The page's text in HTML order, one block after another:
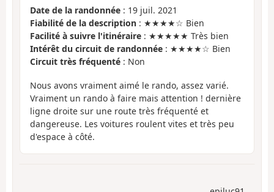
Date de la randonnée : 19 juil. 2021
Fiabilité de la description : ★★★★☆ Bien
Facilité à suivre l'itinéraire : ★★★★★ Très bien
Intérêt du circuit de randonnée : ★★★★☆ Bien
Circuit très fréquenté : Non
Nous avons vraiment aimé le rando, assez varié.
Vraiment un rando à faire mais attention ! dernière
ligne droite sur une route très fréquenté et
dangereuse. Les voitures roulent vites et très peu
d'espace à côté.